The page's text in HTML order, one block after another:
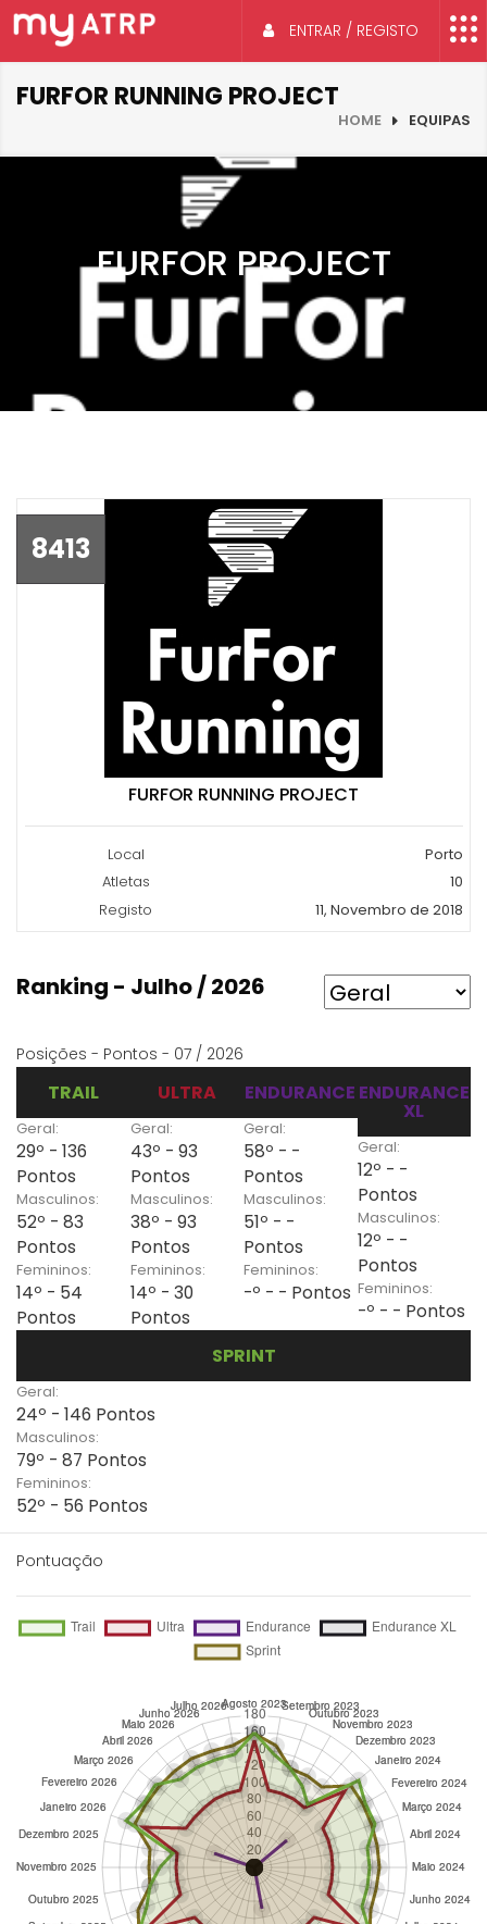
ENTRAR / REGISTO
FURFOR RUNNING PROJECT
HOME EQUIPAS
FURFOR PROJECT
8413
FURFOR RUNNING PROJECT
Local
Porto
Atletas
10
Registo
11, Novembro de 2018
Ranking - Julho / 2026
Posições - Pontos - 07 / 2026
TRAIL
Geral:
29º - 136
Pontos
Masculinos:
52º - 83
Pontos
Femininos:
14º - 54
Pontos
ULTRA
Geral:
43º - 93
Pontos
Masculinos:
38º - 93
Pontos
Femininos:
14º - 30
Pontos
ENDURANCE
Geral:
58º - -
Pontos
Masculinos:
51º - -
Pontos
Femininos:
-º - - Pontos
ENDURANCE
XL
Geral:
12º - -
Pontos
Masculinos:
12º - -
Pontos
Femininos:
-º - - Pontos
SPRINT
Geral:
24º - 146 Pontos
Masculinos:
79º - 87 Pontos
Femininos:
52º - 56 Pontos
Pontuação